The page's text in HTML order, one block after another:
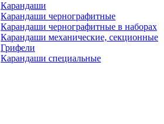
Карандаши
Карандаши чернографитные
Карандаши чернографитные в наборах
Карандаши механические, секционные
Грифели
Карандаши специальные